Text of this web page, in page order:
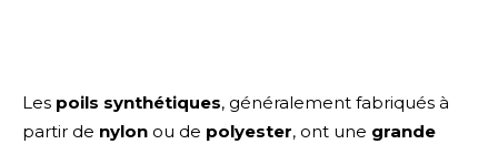
Les poils synthétiques, généralement fabriqués à
partir de nylon ou de polyester, ont une grande